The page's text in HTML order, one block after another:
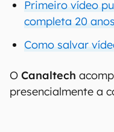
Primeiro vídeo
completa 20
Como salvar
O Canaltech
presencialmente a